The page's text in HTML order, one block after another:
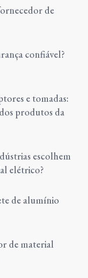
de
confiável?
e tomadas:
produtos da
escolhem
elétrico?
de alumínio
de material